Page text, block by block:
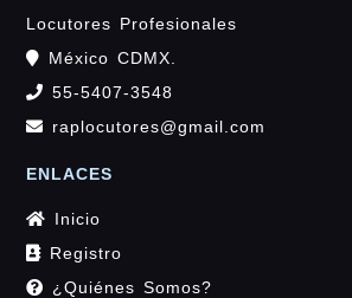
Locutores Profesionales
México CDMX.
55-5407-3548
raplocutores@gmail.com
ENLACES
Inicio
Registro
¿Quiénes Somos?